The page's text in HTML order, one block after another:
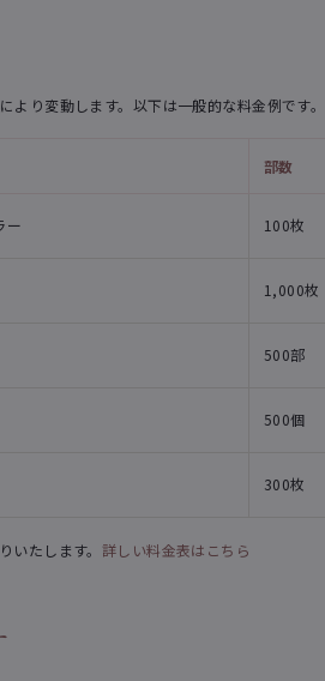
り変動します。以下は一般的な料金例です。
部数
ー 100枚
1,000枚
500部
500個
300枚
たします。 詳しい料金表はこちら